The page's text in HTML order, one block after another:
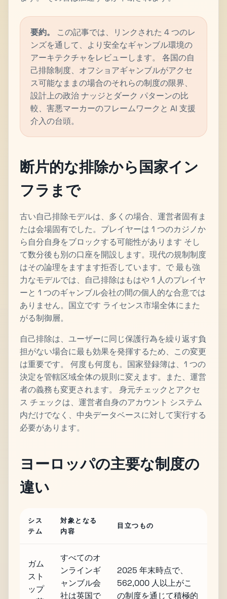
要約。
この記事では、リンクされた 4 つのレ
ンズを通して、より安全なギャンブル環境の
アーキテクチャをレビューします。 各国の自
己排除制度、オフショアギャンブルがアクセ
ス可能なままの場合のそれらの制度の限界、
設計上の政治 ナッジとダーク パターンの比
較、害悪マーカーのフレームワークと AI 支援
介入の台頭。
断片的な排除から国家イン
フラまで
古い自己排除モデルは、多くの場合、運営者固有ま
たは会場固有でした。プレイヤーは 1 つのカジノか
ら自分自身をブロックする可能性があります そし
て数分後も別の口座を開設します。現代の規制制度
はその論理をますます拒否しています。で 最も強
力なモデルでは、自己排除はもはや 1 人のプレイヤ
ーと 1 つのギャンブル会社の間の個人的な合意では
ありません。国立です ライセンス市場全体にまた
がる制御層。
自己排除は、ユーザーに同じ保護行為を繰り返す負
担がない場合に最も効果を発揮するため、この変更
は重要です。 何度も何度も。国家登録簿は、1 つの
決定を管轄区域全体の規則に変えます。また、運営
者の義務も変更されます。 身元チェックとアクセ
ス チェックは、運営者自身のアカウント システム
内だけでなく、中央データベースに対して実行する
必要があります。
ヨーロッパの主要な制度の
違い
シス
テム
対象となる
内容
目立つもの
ガム
スト
ップ
すべてのオ
ンラインギ
ャンブル会
社は英国で
2025 年末時点で、
562,000 人以上がこ
の制度を通じて積極的